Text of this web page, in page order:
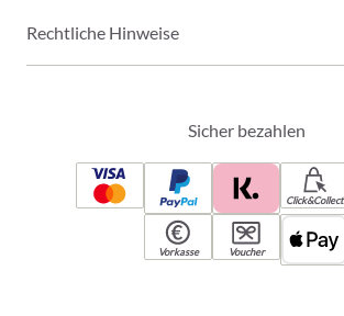
Rechtliche Hinweise
Sicher bezahlen
Click&Collect
Vorkasse Voucher